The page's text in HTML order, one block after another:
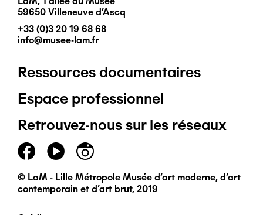
59650 Villeneuve d'Ascq
+33 (0)3 20 19 68 68
info@musee-lam.fr
Pied
de
page
principal
Ressources documentaires
Espace professionnel
Retrouvez-nous sur les réseaux
© LaM - Lille Métropole Musée d'art moderne, d'art
contemporain et d'art brut, 2019